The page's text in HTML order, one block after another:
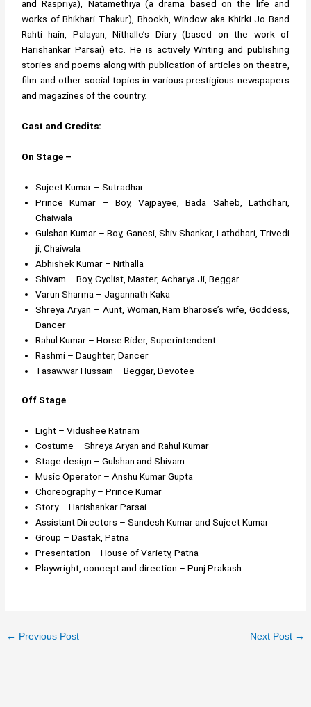
and Raspriya), Natamethiya (a drama based on the life and
works of Bhikhari Thakur), Bhookh, Window aka Khirki Jo Band
Rahti hain, Palayan, Nithalle’s Diary (based on the work of
Harishankar Parsai) etc. He is actively Writing and publishing
stories and poems along with publication of articles on theatre,
film and other social topics in various prestigious newspapers
and magazines of the country.
Cast and Credits:
On Stage –
Sujeet Kumar – Sutradhar
Prince Kumar – Boy, Vajpayee, Bada Saheb, Lathdhari,
Chaiwala
Gulshan Kumar – Boy, Ganesi, Shiv Shankar, Lathdhari, Trivedi
ji, Chaiwala
Abhishek Kumar – Nithalla
Shivam – Boy, Cyclist, Master, Acharya Ji, Beggar
Varun Sharma – Jagannath Kaka
Shreya Aryan – Aunt, Woman, Ram Bharose’s wife, Goddess,
Dancer
Rahul Kumar – Horse Rider, Superintendent
Rashmi – Daughter, Dancer
Tasawwar Hussain – Beggar, Devotee
Off Stage
Light – Vidushee Ratnam
Costume – Shreya Aryan and Rahul Kumar
Stage design – Gulshan and Shivam
Music Operator – Anshu Kumar Gupta
Choreography – Prince Kumar
Story – Harishankar Parsai
Assistant Directors – Sandesh Kumar and Sujeet Kumar
Group – Dastak, Patna
Presentation – House of Variety, Patna
Playwright, concept and direction – Punj Prakash
← Previous Post Next Post →